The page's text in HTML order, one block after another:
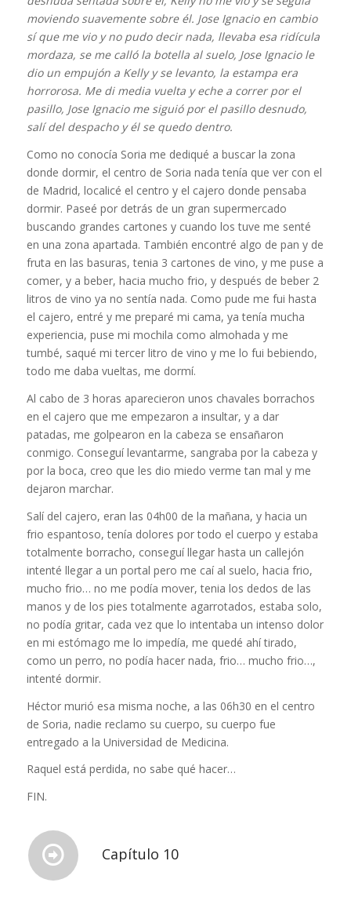
moviendo suavemente sobre él. Jose Ignacio en cambio
sí que me vio y no pudo decir nada, llevaba esa ridícula
mordaza, se me calló la botella al suelo, Jose Ignacio le
dio un empujón a Kelly y se levanto, la estampa era
horrorosa. Me di media vuelta y eche a correr por el
pasillo, Jose Ignacio me siguió por el pasillo desnudo,
salí del despacho y él se quedo dentro.
Como no conocía Soria me dediqué a buscar la zona
donde dormir, el centro de Soria nada tenía que ver con el
de Madrid, localicé el centro y el cajero donde pensaba
dormir. Paseé por detrás de un gran supermercado
buscando grandes cartones y cuando los tuve me senté
en una zona apartada. También encontré algo de pan y de
fruta en las basuras, tenia 3 cartones de vino, y me puse a
comer, y a beber, hacia mucho frio, y después de beber 2
litros de vino ya no sentía nada. Como pude me fui hasta
el cajero, entré y me preparé mi cama, ya tenía mucha
experiencia, puse mi mochila como almohada y me
tumbé, saqué mi tercer litro de vino y me lo fui bebiendo,
todo me daba vueltas, me dormí.
Al cabo de 3 horas aparecieron unos chavales borrachos
en el cajero que me empezaron a insultar, y a dar
patadas, me golpearon en la cabeza se ensañaron
conmigo. Conseguí levantarme, sangraba por la cabeza y
por la boca, creo que les dio miedo verme tan mal y me
dejaron marchar.
Salí del cajero, eran las 04h00 de la mañana, y hacia un
frio espantoso, tenía dolores por todo el cuerpo y estaba
totalmente borracho, conseguí llegar hasta un callejón
intenté llegar a un portal pero me caí al suelo, hacia frio,
mucho frio… no me podía mover, tenia los dedos de las
manos y de los pies totalmente agarrotados, estaba solo,
no podía gritar, cada vez que lo intentaba un intenso dolor
en mi estómago me lo impedía, me quedé ahí tirado,
como un perro, no podía hacer nada, frio… mucho frio…,
intenté dormir.
Héctor murió esa misma noche, a las 06h30 en el centro
de Soria, nadie reclamo su cuerpo, su cuerpo fue
entregado a la Universidad de Medicina.
Raquel está perdida, no sabe qué hacer…
FIN.
Capítulo 10